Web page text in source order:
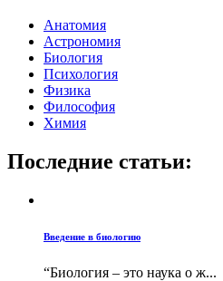
Анатомия
Астрономия
Биология
Психология
Физика
Философия
Химия
Последние статьи:
Введение в биологию
“Биология – это наука о ж...